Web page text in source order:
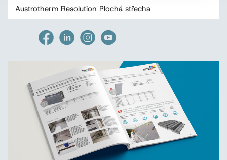
Austrotherm Resolution Plochá střecha